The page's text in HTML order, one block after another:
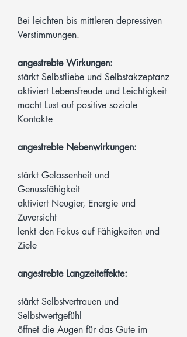
Bei leichten bis mittleren depressiven
Verstimmungen.
angestrebte Wirkungen:
stärkt Selbstliebe und Selbstakzeptanz
aktiviert Lebensfreude und Leichtigkeit
macht Lust auf positive soziale
Kontakte
angestrebte Nebenwirkungen:
stärkt Gelassenheit und
Genussfähigkeit
aktiviert Neugier, Energie und
Zuversicht
lenkt den Fokus auf Fähigkeiten und
Ziele
angestrebte Langzeiteffekte:
stärkt Selbstvertrauen und
Selbstwertgefühl
öffnet die Augen für das Gute im